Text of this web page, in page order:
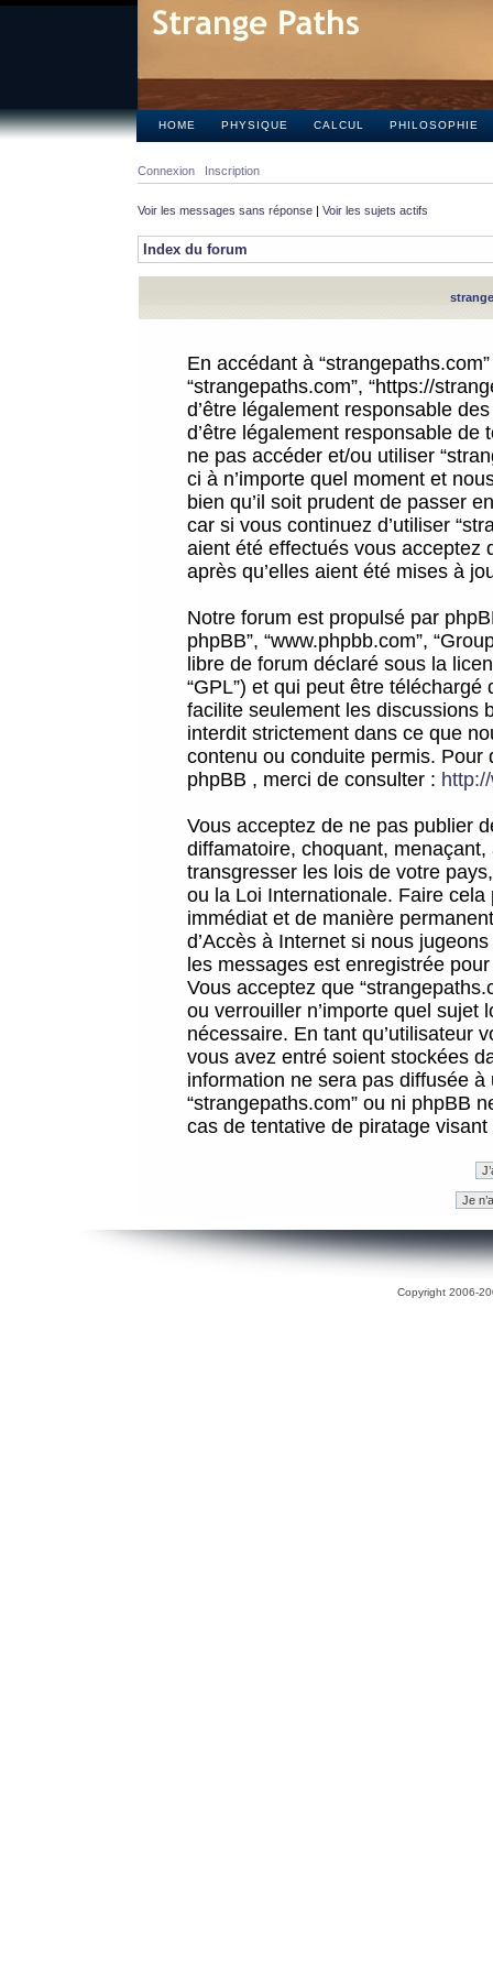
HOME PHYSIQUE CALCUL PHILOSOPHIE
Connexion Inscription
Voir les messages sans réponse | Voir les sujets actifs
Index du forum
En accédant à
“strangepaths.com”, “https://
d’être légalement responsable
d’être légalement responsable
ne pas accéder et/ou utiliser
ci à n’importe quel moment et
bien qu’il soit prudent de passer
car si vous continuez d’utiliser
aient été effectués vous acceptez
après qu’elles aient été mises à
Notre forum est propulsé par
phpBB”, “www.phpbb.com”,
libre de forum déclaré sous la
“GPL”) et qui peut être téléchargé
facilite seulement les discussions
interdit strictement dans ce que
contenu ou conduite permis.
phpBB , merci de consulter :
Vous acceptez de ne pas publier
diffamatoire, choquant,
transgresser les lois de votre
ou la Loi Internationale. Faire
immédiat et de manière
d’Accès à Internet si nous
les messages est enregistrée
Vous acceptez que
ou verrouiller n’importe quel sujet
nécessaire. En tant qu’utilisateur
vous avez entré soient stockées
information ne sera pas diffusée
“strangepaths.com” ou ni phpBB
cas de tentative de piratage
Copyright 2006-